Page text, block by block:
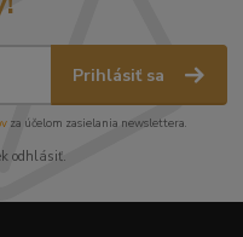
Prihlásiť sa
za účelom zasielania newslettera.
odhlásiť.